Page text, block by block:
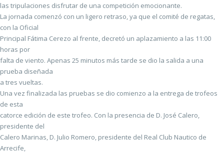
las tripulaciones disfrutar de una competición emocionante.
La jornada comenzó con un ligero retraso, ya que el comité de regatas,
con la Oficial
Principal Fátima Cerezo al frente, decretó un aplazamiento a las 11:00
horas por
falta de viento. Apenas 25 minutos más tarde se dio la salida a una
prueba diseñada
a tres vueltas.
Una vez finalizada las pruebas se dio comienzo a la entrega de trofeos
de esta
catorce edición de este trofeo. Con la presencia de D. José Calero,
presidente del
Calero Marinas, D. Julio Romero, presidente del Real Club Nautico de
Arrecife,